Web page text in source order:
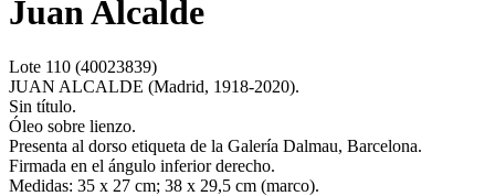
Juan Alcalde
Lote 110 (40023839)
JUAN ALCALDE (Madrid, 1918-2020).
Sin título.
Óleo sobre lienzo.
Presenta al dorso etiqueta de la Galería Dalmau, Barcelona.
Firmada en el ángulo inferior derecho.
Medidas: 35 x 27 cm; 38 x 29,5 cm (marco).